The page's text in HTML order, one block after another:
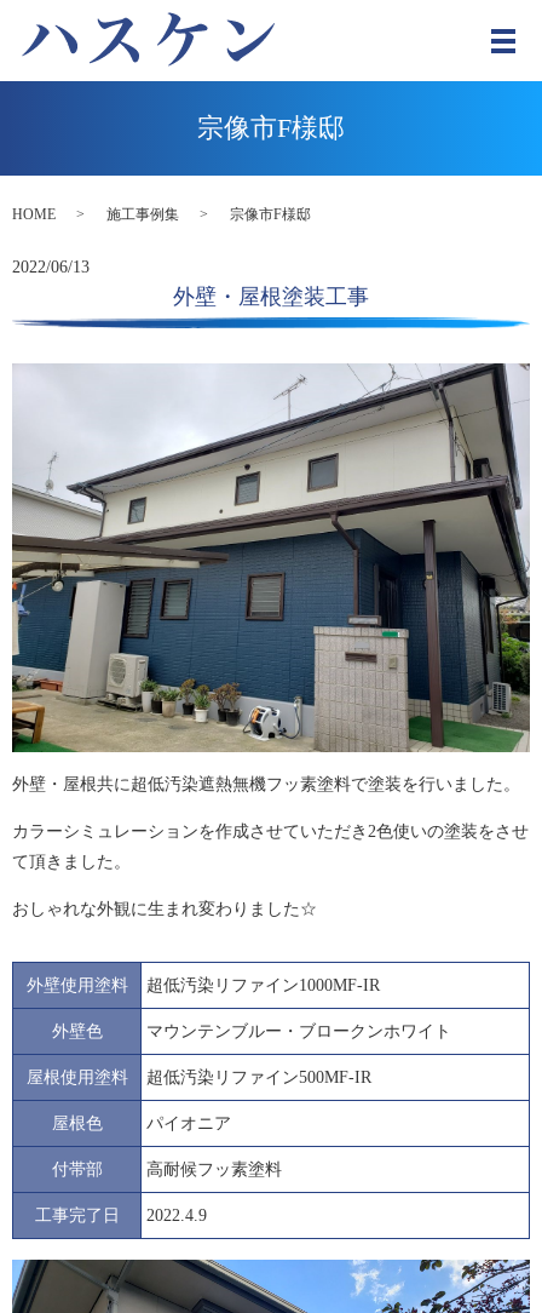
メ
宗像市F様邸
HOME 施工事例集 宗像市F様邸
2022/06/13
外壁・屋根塗装工事
外壁・屋根共に超低汚染遮熱無機フッ素塗料で塗装を行いました。
カラーシミュレーションを作成させていただき2色使いの塗装をさせ
て頂きました。
おしゃれな外観に生まれ変わりました☆
外壁使用塗料 超低汚染リファイン1000MF-IR
外壁色 マウンテンブルー・ブロークンホワイト
屋根使用塗料 超低汚染リファイン500MF-IR
屋根色 パイオニア
付帯部 高耐候フッ素塗料
工事完了日 2022.4.9